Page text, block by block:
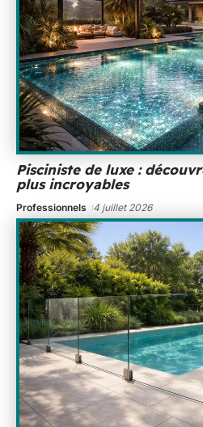
Pisciniste de luxe :
plus incroyables
Professionnels 4 juillet 2026